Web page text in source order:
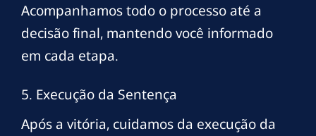
Acompanhamos todo o processo até a
decisão final, mantendo você informado
em cada etapa.
5. Execução da Sentença
Após a vitória, cuidamos da execução da